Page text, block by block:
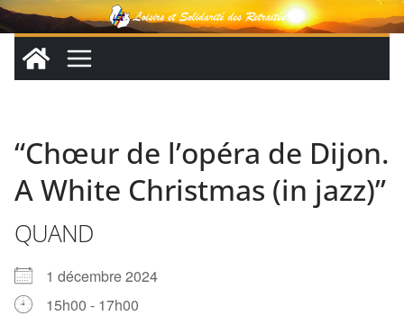
Passer
au
contenu
“Chœur de l’opéra de Dijon.
A White Christmas (in jazz)”
QUAND
1 décembre 2024
15h00 - 17h00